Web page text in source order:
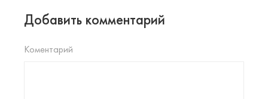
Добавить комментарий
Коментарий